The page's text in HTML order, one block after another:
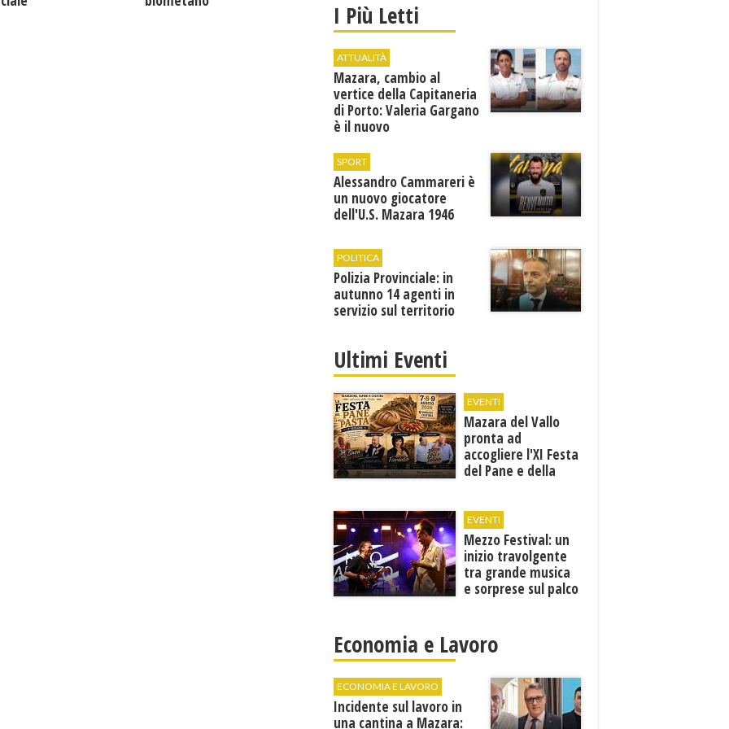
I Più Letti
ATTUALITÀ
Mazara, cambio al
vertice della Capitaneria
di Porto: Valeria Gargano
è il nuovo
SPORT
Alessandro Cammareri è
un nuovo giocatore
dell'U.S. Mazara 1946
POLITICA
Polizia Provinciale: in
autunno 14 agenti in
servizio sul territorio
Ultimi Eventi
EVENTI
Mazara del Vallo
pronta ad
accogliere l'XI Festa
del Pane e della
EVENTI
Mezzo Festival: un
inizio travolgente
tra grande musica
e sorprese sul palco
Economia e Lavoro
ECONOMIA E LAVORO
Incidente sul lavoro in
una cantina a Mazara: